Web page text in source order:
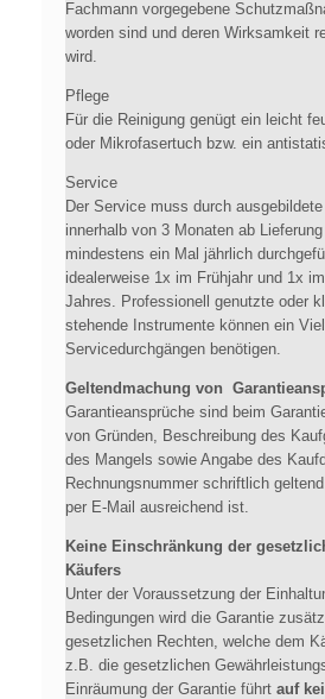
Fachmann vorgegebene
worden sind und deren Wirksamkeit
wird.
Pflege
Für die Reinigung genügt ein leicht
oder Mikrofasertuch bzw. ein
Service
Der Service muss durch
innerhalb von 3 Monaten ab
mindestens ein Mal jährlich
idealerweise 1x im Frühjahr und 1x
Jahres. Professionell genutzte oder
stehende Instrumente können ein
Servicedurchgängen benötigen.
Geltendmachung von
Garantieansprüche sind beim
von Gründen, Beschreibung des
des Mangels sowie Angabe des
Rechnungsnummer schriftlich
per E-Mail ausreichend ist.
Keine Einschränkung der
Käufers
Unter der Voraussetzung der
Bedingungen wird die Garantie
gesetzlichen Rechten, welche dem
z.B. die gesetzlichen
Einräumung der Garantie führt auf